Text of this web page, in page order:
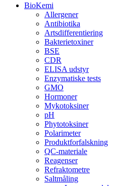
BioKemi
Allergener
Antibiotika
Artsdifferentiering
Bakterietoxiner
BSE
CDR
ELISA udstyr
Enzymatiske tests
GMO
Hormoner
Mykotoksiner
pH
Phytotoksiner
Polarimeter
Produktforfalskning
QC-materiale
Reagenser
Refraktometre
Saltmåling